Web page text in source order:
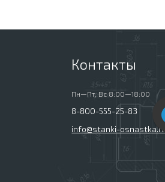
Контакты
Пн—Пт, Вс 8:00—18:00
8-800-555-25-83
info@stanki-osnastka.ru